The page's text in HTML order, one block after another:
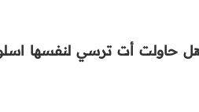
وهل حاولت أت ترسي لنفسها